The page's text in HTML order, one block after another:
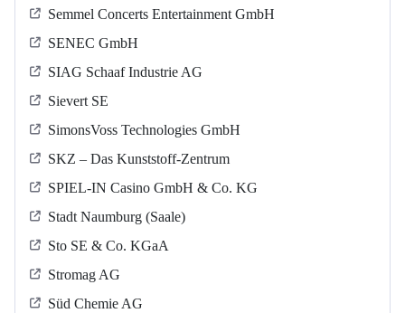
Semmel Concerts Entertainment GmbH
SENEC GmbH
SIAG Schaaf Industrie AG
Sievert SE
SimonsVoss Technologies GmbH
SKZ – Das Kunststoff-Zentrum
SPIEL-IN Casino GmbH & Co. KG
Stadt Naumburg (Saale)
Sto SE & Co. KGaA
Stromag AG
Süd Chemie AG